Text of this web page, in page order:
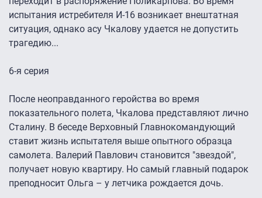
испытания истребителя И-16 возникает внештатная
ситуация, однако асу Чкалову удается не допустить
трагедию...
6-я серия
После неоправданного геройства во время
показательного полета, Чкалова представляют лично
Сталину. В беседе Верховный Главнокомандующий
ставит жизнь испытателя выше опытного образца
самолета. Валерий Павлович становится "звездой",
получает новую квартиру. Но самый главный подарок
преподносит Ольга – у летчика рождается дочь.